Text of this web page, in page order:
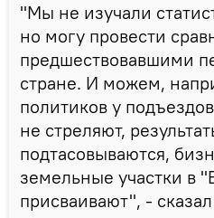
"Мы не изучали
но могу провести
предшествовавшими
стране. И можем,
политиков у
не стреляют,
подтасовываются,
земельные участки в
присваивают", -